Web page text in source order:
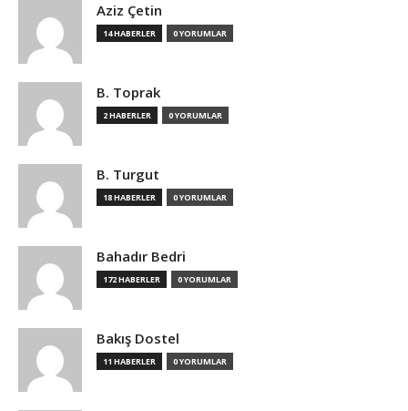
Aziz Çetin
14 HABERLER 0 YORUMLAR
B. Toprak
2 HABERLER 0 YORUMLAR
B. Turgut
18 HABERLER 0 YORUMLAR
Bahadır Bedri
172 HABERLER 0 YORUMLAR
Bakış Dostel
11 HABERLER 0 YORUMLAR